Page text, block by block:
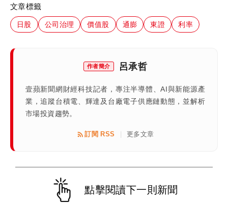
文章標籤
日股 公司治理 價值股 通膨 東證 利率
作者簡介 呂承哲
壹蘋新聞網財經科技記者，專注半導體、AI與新能源產
業，追蹤台積電、輝達及台廠電子供應鏈動態，並解析
市場投資趨勢。
訂閱 RSS 更多文章
點擊閱讀下一則新聞